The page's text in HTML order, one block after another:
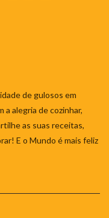
de gulosos em
a alegria de cozinhar,
as suas receitas,
E o Mundo é mais feliz